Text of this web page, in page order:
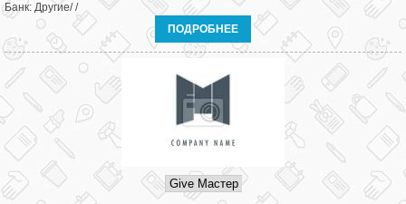
Банк: Другие/ /
ПОДРОБНЕЕ